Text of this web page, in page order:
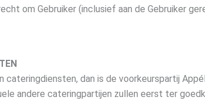
om Gebruiker (inclusief aan de Gebruiker
cateringdiensten, dan is de voorkeurspartij
andere cateringpartijen zullen eerst ter